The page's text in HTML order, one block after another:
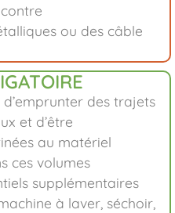
ou des câble
des trajets
et d’être
au matériel
ces volumes
supplémentaires
à laver, séchoir,